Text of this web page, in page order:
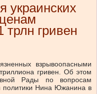
украинских
трлн гривен
взрывоопасными
гривен. Об этом
Рады по вопросам
политики Нина Южанина в